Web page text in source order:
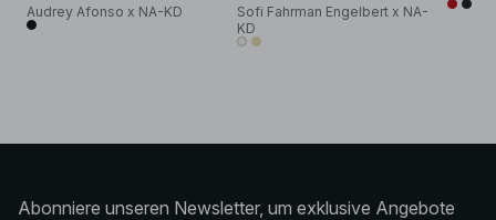
Audrey Afonso x NA-KD
Sofi Fahrman Engelbert x NA-
KD
Abonniere unseren Newsletter, um exklusive Angebote